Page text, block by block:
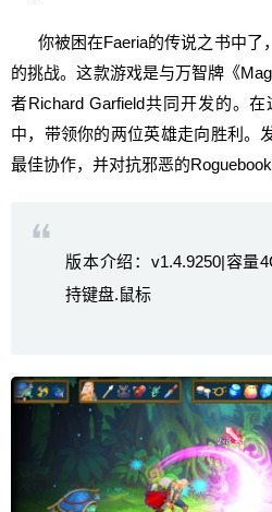
你被困在Faeria的传说之书中了
的挑战。这款游戏是与万智牌《
者Richard Garfield共同开发的。
中，带领你的两位英雄走向胜利。
最佳协作，并对抗邪恶的Roguebook
版本介绍：v1.4.9250|容量
持键盘.鼠标